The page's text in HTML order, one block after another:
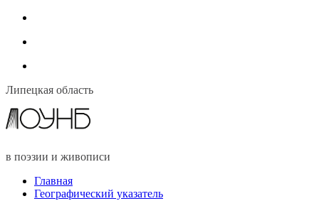
Липецкая область
в поэзии и живописи
Главная
Географический указатель